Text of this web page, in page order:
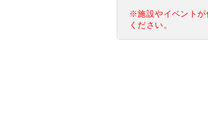
※施設やイベントが
ください。